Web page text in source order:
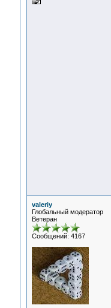
valeriy
Глобальный модератор
Ветеран
Сообщений: 4167